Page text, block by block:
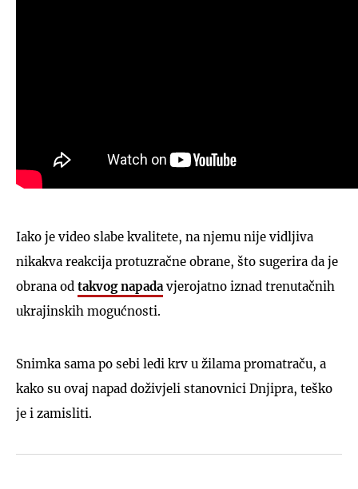
Iako je video slabe kvalitete, na njemu nije vidljiva
nikakva reakcija protuzračne obrane, što sugerira da je
obrana od takvog napadavjerojatno iznad trenutačnih
ukrajinskih mogućnosti.
Snimka sama po sebi ledi krv u žilama promatraču, a
kako su ovaj napad doživjeli stanovnici Dnjipra, teško
je i zamisliti.